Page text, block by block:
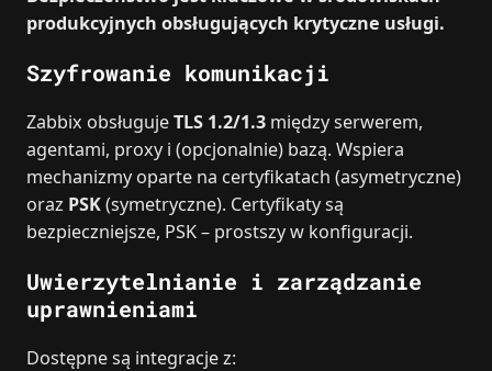
produkcyjnych obsługujących krytyczne usługi.
Szyfrowanie komunikacji
Zabbix obsługujeTLS 1.2/1.3 między serwerem,
agentami, proxy i (opcjonalnie) bazą. Wspiera
mechanizmy oparte na certyfikatach (asymetryczne)
oraz PSK(symetryczne). Certyfikaty są
bezpieczniejsze, PSK – prostszy w konfiguracji.
Uwierzytelnianie i zarządzanie
uprawnieniami
Dostępne są integracje z: